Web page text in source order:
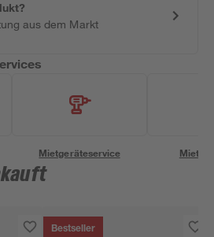
aus dem Markt
Mietgeräteservice
Bestseller